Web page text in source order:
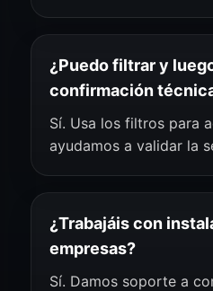
¿Puedo filtrar y
confirmación
Sí. Usa los filtros para
ayudamos a validar la
¿Trabajáis con
empresas?
Sí. Damos soporte a